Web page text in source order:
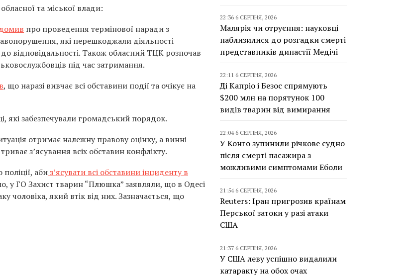
та міської влади:
про проведення термінової наради з
які перешкоджали діяльності
відповідальності. Також обласний ТЦК розпочав
під час затримання.
, що наразі вивчає всі обставини події та очікує на
які забезпечували громадський порядок.
отримає належну правову оцінку, а винні
з’ясування всіх обставин конфлікту.
абиз’ясувати всі обставини інциденту в
у ГО Захист тварин “Плюшка” заявляли, що в Одесі
який втік від них. Зазначається, що
22:36 6 СЕРПНЯ, 2026
Малярія чи отруєння: науковці
наблизилися до розгадки смерті
представників династії Медічі
22:11 6 СЕРПНЯ, 2026
Ді Капріо і Безос спрямують
$200 млн на порятунок 100
видів тварин від вимирання
22:04 6 СЕРПНЯ, 2026
У Конго зупинили річкове судно
після смерті пасажира з
можливими симптомами Еболи
21:54 6 СЕРПНЯ, 2026
Reuters: Іран пригрозив країнам
Перської затоки у разі атаки
США
21:37 6 СЕРПНЯ, 2026
У США леву успішно видалили
катаракту на обох очах